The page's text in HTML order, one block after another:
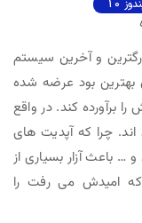
10
و آخرین سیستم
بهترین بود عرضه شده
را برآورده کند. در واقع
اند. چرا که آپدیت های
… باعث آزار بسیاری از
شروعی که امیدش می رفت را